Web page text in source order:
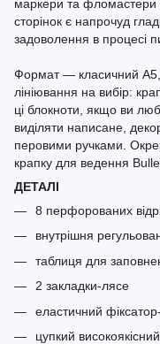
маркери та фломастери
сторінок є напрочуд
задоволення в процесі
Формат — класичний A5,
лініювання на вибір:
ці блокноти, якщо ви
виділяти написане,
перовими ручками.
крапку для ведення
ДЕТАЛІ
8 перфорованих
внутрішня
таблиця для
2 закладки-лясе
еластичний
цупкий